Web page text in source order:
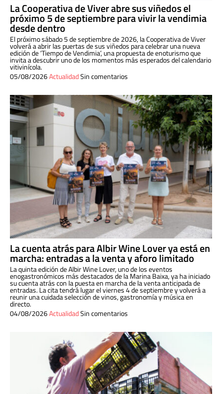
La Cooperativa de Viver abre sus viñedos el
próximo 5 de septiembre para vivir la vendimia
desde dentro
El próximo sábado 5 de septiembre de 2026, la Cooperativa de Viver
volverá a abrir las puertas de sus viñedos para celebrar una nueva
edición de ‘Tiempo de Vendimia’, una propuesta de enoturismo que
invita a descubrir uno de los momentos más esperados del calendario
vitivinícola.
05/08/2026ActualidadSin comentarios
La cuenta atrás para Albir Wine Lover ya está en
marcha: entradas a la venta y aforo limitado
La quinta edición de Albir Wine Lover, uno de los eventos
enogastronómicos más destacados de la Marina Baixa, ya ha iniciado
su cuenta atrás con la puesta en marcha de la venta anticipada de
entradas. La cita tendrá lugar el viernes 4 de septiembre y volverá a
reunir una cuidada selección de vinos, gastronomía y música en
directo.
04/08/2026ActualidadSin comentarios